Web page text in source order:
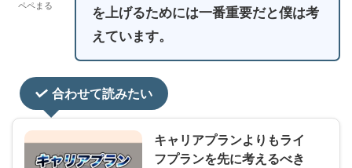
ペペまる
を上げるためには一番重要だと僕は考
えています。
合わせて読みたい
キャリアプランよりもライ
フプランを先に考えるべき